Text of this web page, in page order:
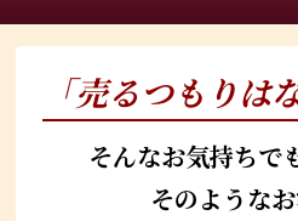
「売るつもりは
そんなお気持ちで
そのようなお